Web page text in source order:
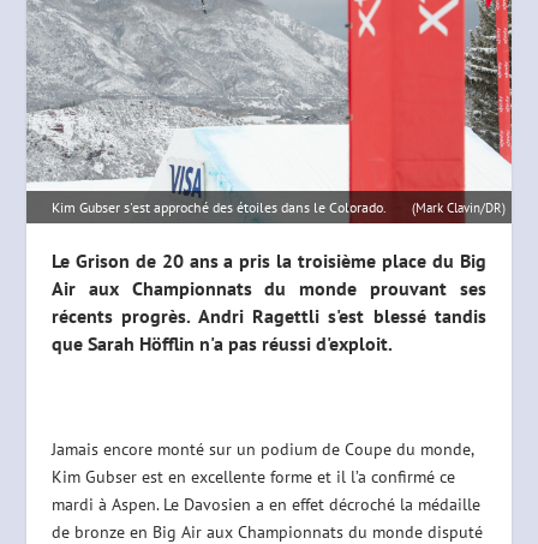
Kim Gubser s'est approché des étoiles dans le Colorado. (Mark Clavin/DR)
Le Grison de 20 ans a pris la troisième place du Big
Air aux Championnats du monde prouvant ses
récents progrès. Andri Ragettli s'est blessé tandis
que Sarah Höfflin n'a pas réussi d'exploit.
Jamais encore monté sur un podium de Coupe du monde,
Kim Gubser est en excellente forme et il l’a confirmé ce
mardi à Aspen. Le Davosien a en effet décroché la médaille
de bronze en Big Air aux Championnats du monde disputé